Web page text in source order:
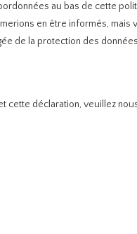
au bas de cette
en être informés, mais
de la protection des
déclaration, veuillez